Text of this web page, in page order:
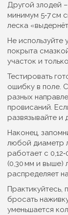
Другой злодей
минимум 5‑7 см
леска
Не используйте
покрыта
участок и
Тестировать
ошибку в поле.
разных
провисаний.
развязывайте и
Наконец,
любой диаметр
работает с
(0,30 мм и выше)
распределяет
Практикуйтесь,
бросать
уменьшается